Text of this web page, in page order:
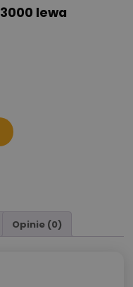
lewa
Opinie (0)